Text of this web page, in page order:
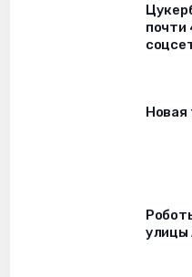
почти
Новая
улицы